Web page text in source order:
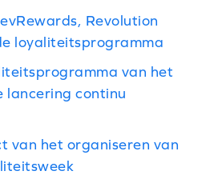
Revolution
loyaliteitsprogramma
van het
lancering continu
van het organiseren van